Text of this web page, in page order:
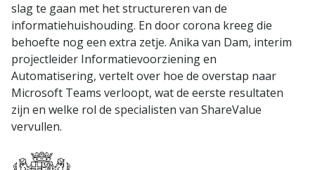
slag te gaan met het structureren van de
informatiehuishouding. En door corona kreeg die
behoefte nog een extra zetje. Anika van Dam, interim
projectleider Informatievoorziening en
Automatisering, vertelt over hoe de overstap naar
Microsoft Teams verloopt, wat de eerste resultaten
zijn en welke rol de specialisten van ShareValue
vervullen.